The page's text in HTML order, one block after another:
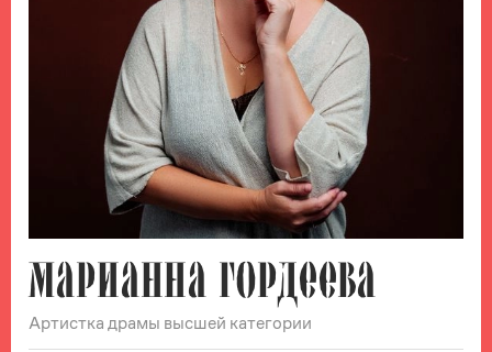
МАРИАННА ГОРДЕЕВА
Артистка драмы высшей категории